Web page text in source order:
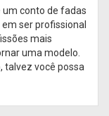
um conto de fadas
ser profissional
mais
uma modelo.
talvez você possa